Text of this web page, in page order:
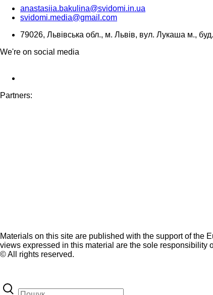
anastasiia.bakulina@svidomi.in.ua
svidomi.media@gmail.com
79026, Львівська обл., м. Львів, вул. Лукаша м.,
We're on social media
Partners:
Materials on this site are published with the support of the
views expressed in this material are the sole responsibility
© All rights reserved.